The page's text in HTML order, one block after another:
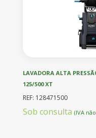
LAVADORA ALTA
125/500 XT
REF: 128471500
Sob consulta (IVA